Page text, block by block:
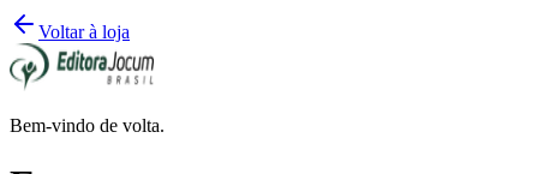
Voltar à loja
Bem-vindo de volta.